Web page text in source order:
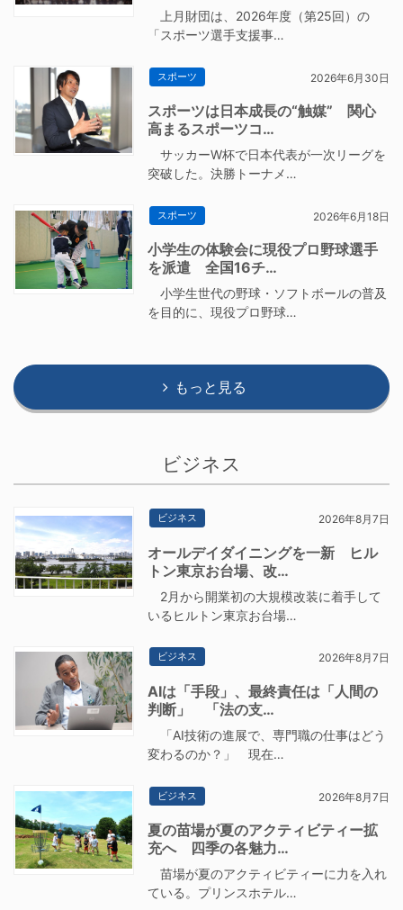
上月財団は、2026年度（第25回）の
「スポーツ選手支援事…
スポーツ 2026年6月30日
スポーツは日本成長の“触媒” 関心
高まるスポーツコ…
サッカーW杯で日本代表が一次リーグを
突破した。決勝トーナメ…
スポーツ 2026年6月18日
小学生の体験会に現役プロ野球選手
を派遣 全国16チ…
小学生世代の野球・ソフトボールの普及
を目的に、現役プロ野球…
もっと見る
ビジネス
ビジネス 2026年8月7日
オールデイダイニングを一新 ヒル
トン東京お台場、改…
2月から開業初の大規模改装に着手して
いるヒルトン東京お台場…
ビジネス 2026年8月7日
AIは「手段」、最終責任は「人間の
判断」 「法の支…
「AI技術の進展で、専門職の仕事はどう
変わるのか？」 現在…
ビジネス 2026年8月7日
夏の苗場が夏のアクティビティー拡
充へ 四季の各魅力…
苗場が夏のアクティビティーに力を入れ
ている。プリンスホテル…